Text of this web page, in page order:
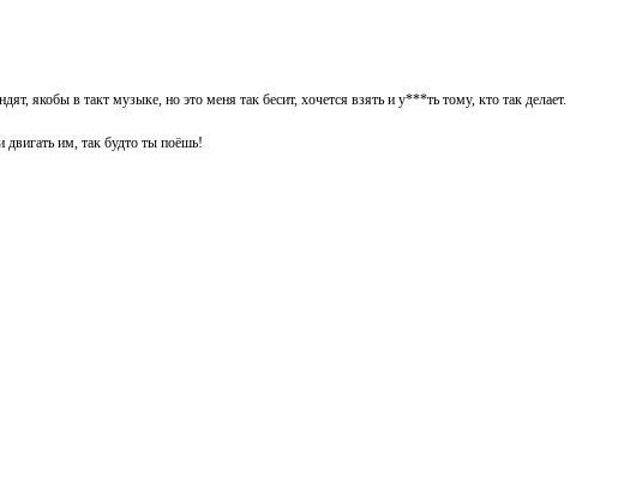
якобы в такт музыке, но это меня так бесит, хочется взять и у***ть тому, кто так делает.
им, так будто ты поёшь!